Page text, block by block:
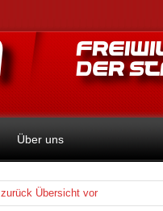
Über uns
zurück Übersicht vor